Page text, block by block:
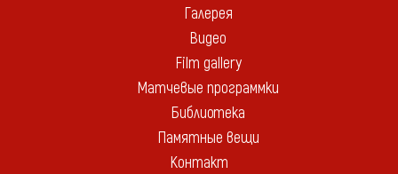
Галерея
Видео
Film gallery
Матчевые программки
Библиотека
Памятные вещи
Контакт